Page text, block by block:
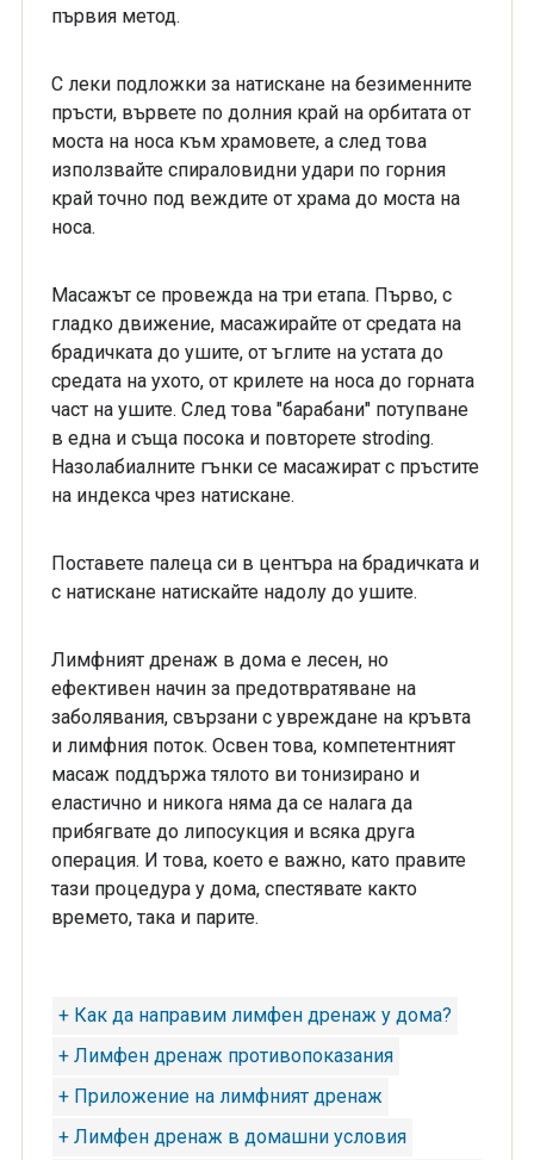
първия метод.
С леки подложки за натискане на безименните
пръсти, вървете по долния край на орбитата от
моста на носа към храмовете, а след това
използвайте спираловидни удари по горния
край точно под веждите от храма до моста на
носа.
Масажът се провежда на три етапа. Първо, с
гладко движение, масажирайте от средата на
брадичката до ушите, от ъглите на устата до
средата на ухото, от крилете на носа до горната
част на ушите. След това "барабани" потупване
в една и съща посока и повторете stroding.
Назолабиалните гънки се масажират с пръстите
на индекса чрез натискане.
Поставете палеца си в центъра на брадичката и
с натискане натискайте надолу до ушите.
Лимфният дренаж в дома е лесен, но
ефективен начин за предотвратяване на
заболявания, свързани с увреждане на кръвта
и лимфния поток. Освен това, компетентният
масаж поддържа тялото ви тонизирано и
еластично и никога няма да се налага да
прибягвате до липосукция и всяка друга
операция. И това, което е важно, като правите
тази процедура у дома, спестявате както
времето, така и парите.
+ Как да направим лимфен дренаж у дома?
+ Лимфен дренаж противопоказания
+ Приложение на лимфният дренаж
+ Лимфен дренаж в домашни условия